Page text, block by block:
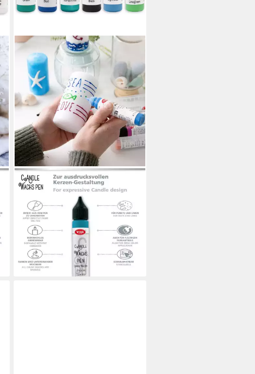
LM-KREATIV
Kerzenmalfarbe Wachs Pen Set Fruit
– 6 Farben je 28 ml, Kerzenstifte-
Set, deckend, mischbar, feine Spitze
12,95 €
14,95 €
(77,08 €/ 1 l)
-13%
lieferbar - in 2-3 Werktagen bei dir